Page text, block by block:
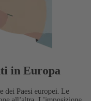
in Europa
dei Paesi europei. Le